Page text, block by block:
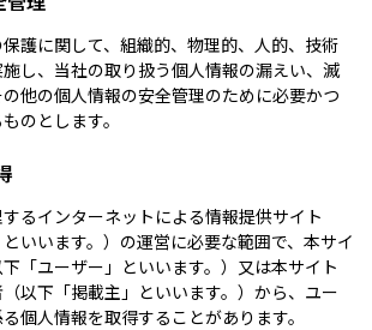
護に関して、組織的、物理的、人的、技術
し、当社の取り扱う個人情報の漏えい、滅
他の個人情報の安全管理のために必要かつ
のとします。
るインターネットによる情報提供サイト
といいます。）の運営に必要な範囲で、本サイ
「ユーザー」といいます。）又は本サイト
以下「掲載主」といいます。）から、ユー
個人情報を取得することがあります。